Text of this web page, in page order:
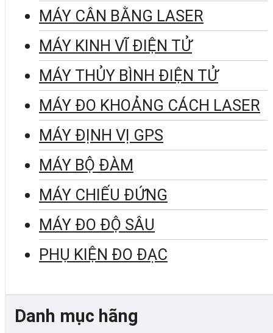
MÁY CÂN BẰNG LASER
MÁY KINH VĨ ĐIỆN TỬ
MÁY THỦY BÌNH ĐIỆN TỬ
MÁY ĐO KHOẢNG CÁCH LASER
MÁY ĐỊNH VỊ GPS
MÁY BỘ ĐÀM
MÁY CHIẾU ĐỨNG
MÁY ĐO ĐỘ SÂU
PHỤ KIỆN ĐO ĐẠC
Danh mục hãng